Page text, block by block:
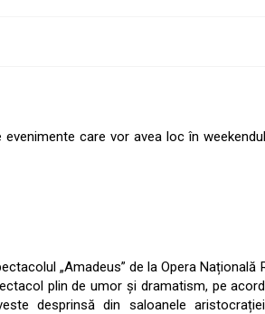
care vor avea loc în
„Amadeus” de la Opera Națională
plin de umor și dramatism, pe
desprinsă din saloanele